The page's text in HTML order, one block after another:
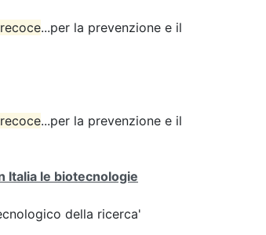
...per la prevenzione e il
...per la prevenzione e il
Italia le biotecnologie
della ricerca'